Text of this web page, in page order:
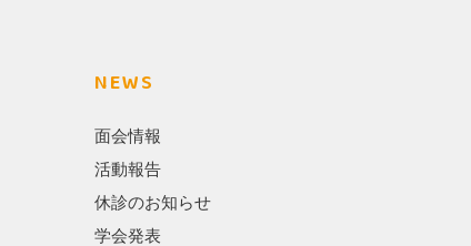
NEWS
面会情報
活動報告
休診のお知らせ
学会発表